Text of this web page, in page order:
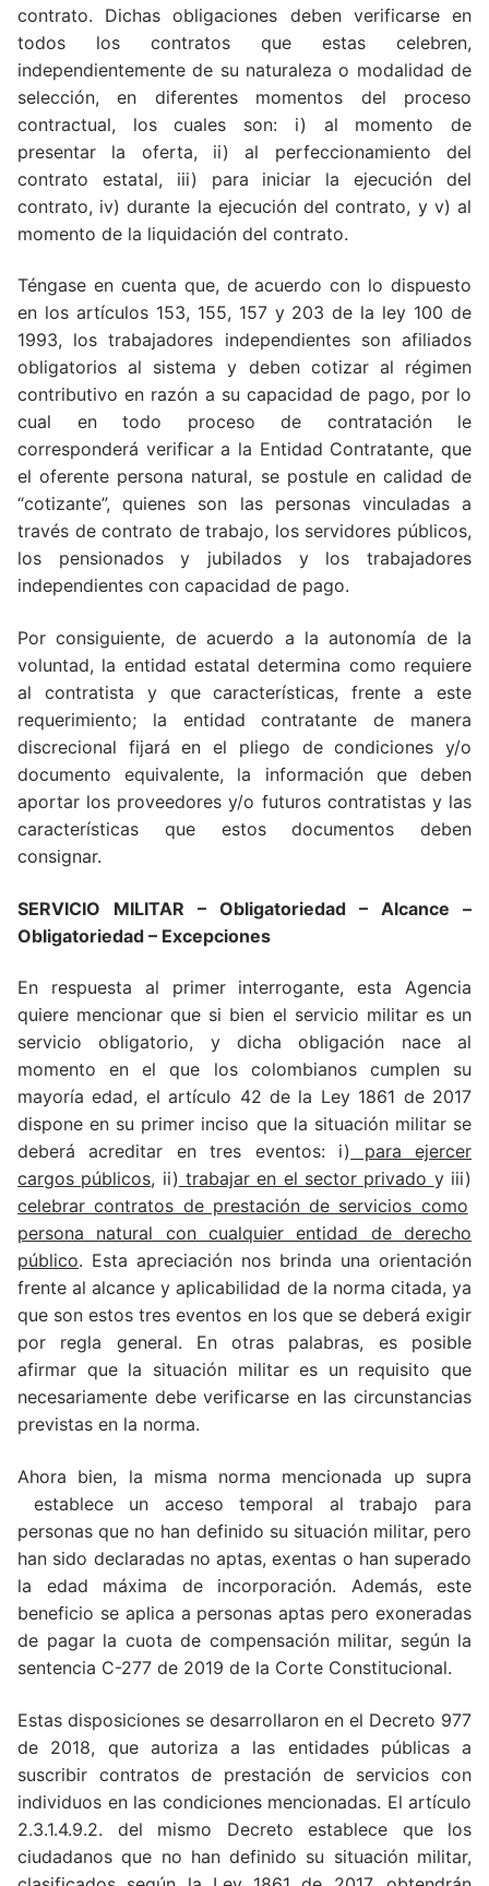
contrato. Dichas obligaciones deben verificarse en
todos los contratos que estas celebren,
independientemente de su naturaleza o modalidad de
selección, en diferentes momentos del proceso
contractual, los cuales son: i) al momento de
presentar la oferta, ii) al perfeccionamiento del
contrato estatal, iii) para iniciar la ejecución del
contrato, iv) durante la ejecución del contrato, y v) al
momento de la liquidación del contrato.
Téngase en cuenta que, de acuerdo con lo dispuesto
en los artículos 153, 155, 157 y 203 de la ley 100 de
1993, los trabajadores independientes son afiliados
obligatorios al sistema y deben cotizar al régimen
contributivo en razón a su capacidad de pago, por lo
cual en todo proceso de contratación le
corresponderá verificar a la Entidad Contratante, que
el oferente persona natural, se postule en calidad de
“cotizante”, quienes son las personas vinculadas a
través de contrato de trabajo, los servidores públicos,
los pensionados y jubilados y los trabajadores
independientes con capacidad de pago.
Por consiguiente, de acuerdo a la autonomía de la
voluntad, la entidad estatal determina como requiere
al contratista y que características, frente a este
requerimiento; la entidad contratante de manera
discrecional fijará en el pliego de condiciones y/o
documento equivalente, la información que deben
aportar los proveedores y/o futuros contratistas y las
características que estos documentos deben
consignar.
SERVICIO MILITAR – Obligatoriedad – Alcance –
Obligatoriedad – Excepciones
En respuesta al primer interrogante, esta Agencia
quiere mencionar que si bien el servicio militar es un
servicio obligatorio, y dicha obligación nace al
momento en el que los colombianos cumplen su
mayoría edad, el artículo 42 de la Ley 1861 de 2017
dispone en su primer inciso que la situación militar se
deberá acreditar en tres eventos: i)
para ejercer
cargos públicos, ii) trabajar en el sector privado y iii)
celebrar contratos de prestación de servicios como
persona natural con cualquier entidad de derecho
público. Esta apreciación nos brinda una orientación
frente al alcance y aplicabilidad de la norma citada, ya
que son estos tres eventos en los que se deberá exigir
por regla general. En otras palabras, es posible
afirmar que la situación militar es un requisito que
necesariamente debe verificarse en las circunstancias
previstas en la norma.
Ahora bien, la misma norma mencionada up supra
establece un acceso temporal al trabajo para
personas que no han definido su situación militar, pero
han sido declaradas no aptas, exentas o han superado
la edad máxima de incorporación. Además, este
beneficio se aplica a personas aptas pero exoneradas
de pagar la cuota de compensación militar, según la
sentencia C-277 de 2019 de la Corte Constitucional.
Estas disposiciones se desarrollaron en el Decreto 977
de 2018, que autoriza a las entidades públicas a
suscribir contratos de prestación de servicios con
individuos en las condiciones mencionadas. El artículo
2.3.1.4.9.2. del mismo Decreto establece que los
ciudadanos que no han definido su situación militar,